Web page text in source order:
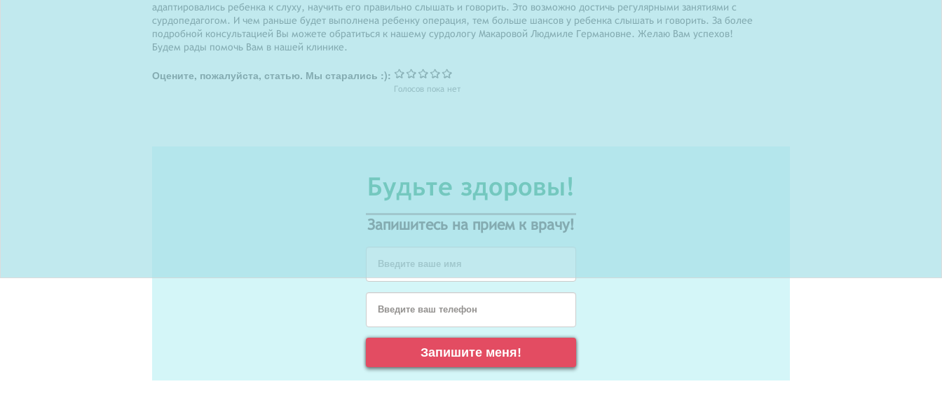
адаптировались ребенка к слуху, научить его правильно слышать и говорить. Это возможно достичь регулярными занятиями с
сурдопедагогом. И чем раньше будет выполнена ребенку операция, тем больше шансов у ребенка слышать и говорить. За более
подробной консультацией Вы можете обратиться к нашему сурдологу Макаровой Людмиле Германовне. Желаю Вам успехов!
Будем рады помочь Вам в нашей клинике.
Оцените, пожалуйста, статью. Мы старались :):
Голосов пока нет
Будьте здоровы!
Запишитесь на прием к врачу!
Введите ваше имя
Введите ваш телефон
Запишите меня!